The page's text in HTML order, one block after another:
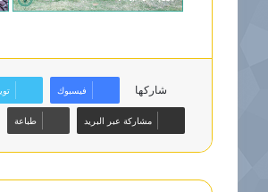
شاركها فيسبوك
مشاركة عبر البريد طباعة